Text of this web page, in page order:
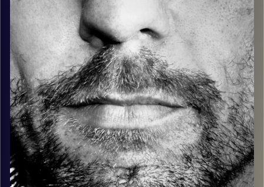
כל מה שחי, אמיתי ונושם.
עם שמוליק רגב.
קרדיט תמונות: David Goehring